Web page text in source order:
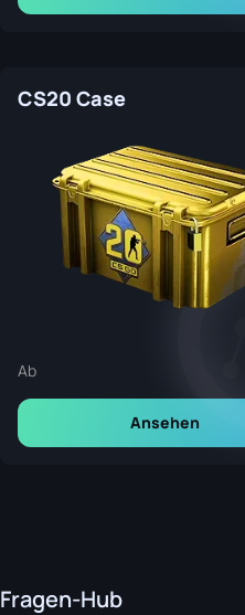
CS20 Case
Ab
Ansehen
Fragen-Hub